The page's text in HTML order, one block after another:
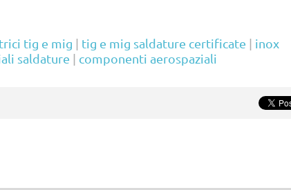
tig e mig | tig e mig saldature certificate | inox
saldature | componenti aerospaziali